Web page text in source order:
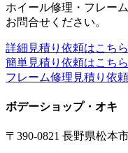
ホイール修理・フレー
お問合せください。
詳細見積り依頼
簡単見積り依頼
フレーム修理見積り
ボデーショップ・オキ
〒390-0821 長野県松本